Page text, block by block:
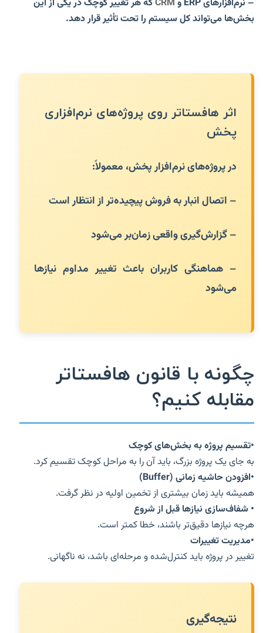
– نرم‌افزارهای ERP و CRMکه هر تغییر کوچک در یکی از این
بخش‌ها می‌تواند کل سیستم را تحت تأثیر قرار دهد.
اثر هافستاتر روی پروژه‌های نرم‌افزاری
پخش
در پروژه‌های نرم‌افزار پخش، معمولاً:
– اتصال انبار به فروش پیچیده‌تر از انتظار است
– گزارش‌گیری واقعی زمان‌بر می‌شود
– هماهنگی کاربران باعث تغییر مداوم نیازها
می‌شود
چگونه با قانون هافستاتر
مقابله کنیم؟
•تقسیم پروژه به بخش‌های کوچک
به جای یک پروژه بزرگ، باید آن را به مراحل کوچک تقسیم کرد.
•افزودن حاشیه زمانی (Buffer)
همیشه باید زمان بیشتری از تخمین اولیه در نظر گرفت.
• شفاف‌سازی نیازها قبل از شروع
هرچه نیازها دقیق‌تر باشند، خطا کمتر است.
•مدیریت تغییرات
تغییر در پروژه باید کنترل‌شده و مرحله‌ای باشد، نه ناگهانی.
نتیجه‌گیری